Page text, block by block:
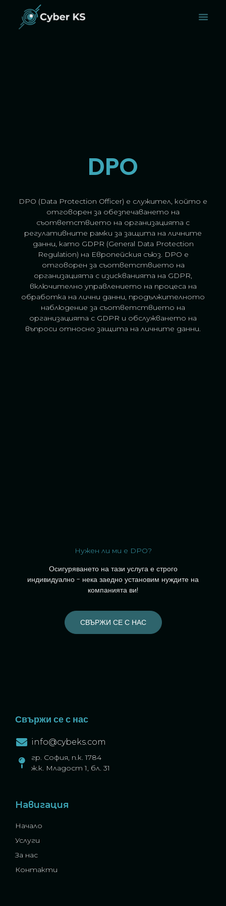
DPO
DPO (Data Protection Officer) е служител, който е
отговорен за обезпечаването на
съответствието на организацията с
регулативните рамки за защита на личните
данни, като GDPR (General Data Protection
Regulation) на Европейския съюз. DPO е
отговорен за съответствието на
организацията с изискванията на GDPR,
включително управлението на процеса на
обработка на лични данни, продължителното
наблюдение за съответствието на
организацията с GDPR и обслужването на
въпроси относно защита на личните данни.
Нужен ли ми е DPO?
Осигуряването на тази услуга е строго
индивидуално - нека заедно установим нуждите на
компанията ви!
СВЪРЖИ СЕ С НАС
Навигация
Начало
Услуги
За нас
Контакти
Свържи се с нас
info@cybeks.com
гр. София, п.к. 1784
ж.к. Младост 1, бл. 31